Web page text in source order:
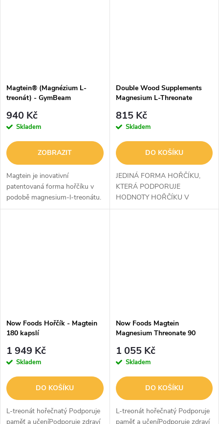
Magtein® (Magnézium L-
treonát) - GymBeam
940 Kč
Skladem
ZOBRAZIT
Magtein je inovativní
patentovaná forma hořčíku v
podobě magnesium-l-treonátu.
Díky unikátnímu spojení hořčíku
Double Wood Supplements
Magnesium L-Threonate
815 Kč
Skladem
DO KOŠÍKU
JEDINÁ FORMA HOŘČÍKU,
KTERÁ PODPORUJE
HODNOTY HOŘČÍKU V
MOZKU: Magtein Magnesium
Now Foods Hořčík - Magtein
180 kapslí
1 949 Kč
Skladem
DO KOŠÍKU
L-treonát hořečnatý Podporuje
paměť a učeníPodporuje zdraví
Now Foods Magtein
Magnesium Threonate 90
1 055 Kč
Skladem
DO KOŠÍKU
L-treonát hořečnatý Podporuje
paměť a učeníPodporuje zdraví